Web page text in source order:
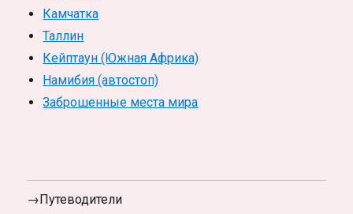
Камчатка
Таллин
Кейптаун (Южная Африка)
Намибия (автостоп)
Заброшенные места мира
→Путеводители